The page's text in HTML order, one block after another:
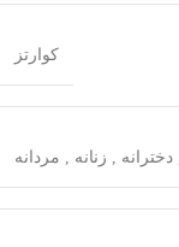
کوارتز
دخترانه , زنانه , مردانه